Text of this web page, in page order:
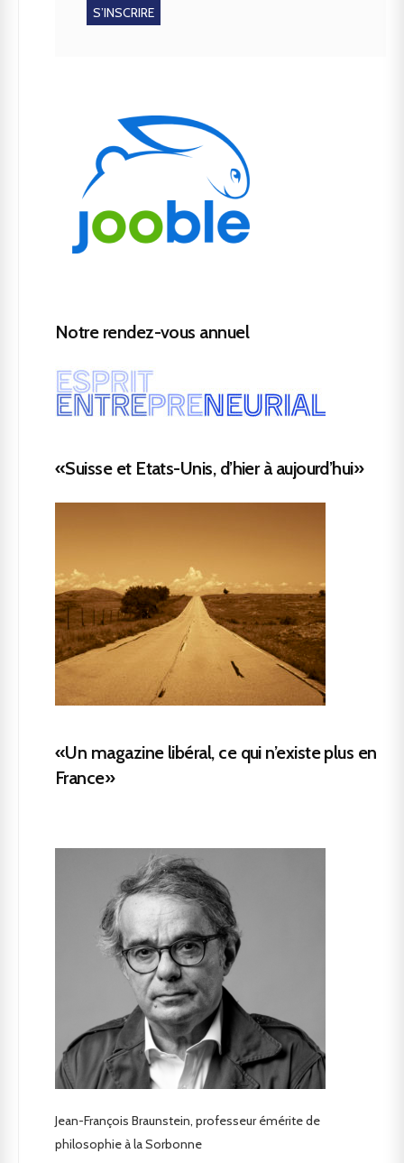
Notre rendez-vous annuel
«Suisse et Etats-Unis, d’hier à aujourd’hui»
«Un magazine libéral, ce qui n’existe plus en
France»
Jean-François Braunstein, professeur émérite de
philosophie à la Sorbonne